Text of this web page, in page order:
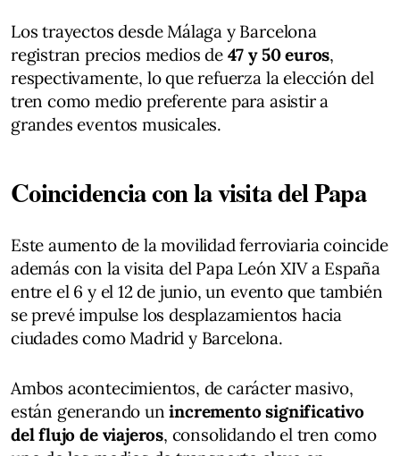
Los trayectos desde Málaga y Barcelona
registran precios medios de 47 y 50 euros,
respectivamente, lo que refuerza la elección del
tren como medio preferente para asistir a
grandes eventos musicales.
Coincidencia con la visita del Papa
Este aumento de la movilidad ferroviaria coincide
además con la visita del Papa León XIV a España
entre el 6 y el 12 de junio, un evento que también
se prevé impulse los desplazamientos hacia
ciudades como Madrid y Barcelona.
Ambos acontecimientos, de carácter masivo,
están generando unincremento significativo
del flujo de viajeros, consolidando el tren como